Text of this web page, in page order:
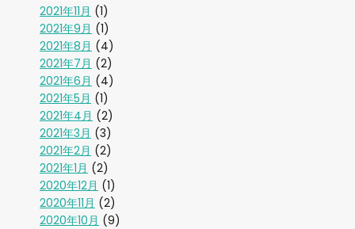
2021年11月 (1)
2021年9月 (1)
2021年8月 (4)
2021年7月 (2)
2021年6月 (4)
2021年5月 (1)
2021年4月 (2)
2021年3月 (3)
2021年2月 (2)
2021年1月 (2)
2020年12月 (1)
2020年11月 (2)
2020年10月 (9)